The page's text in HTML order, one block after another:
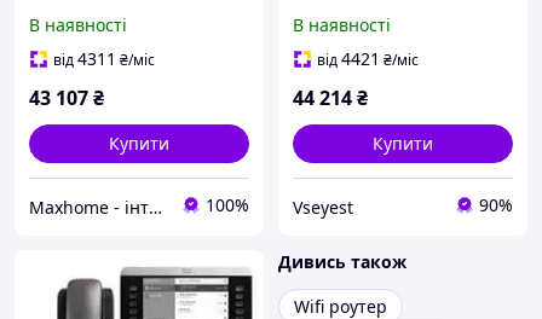
В наявності
від4311 ₴/міс
43 107₴
Купити
Maxhome - інтернет магазин 100%
В наявності
від4421 ₴/міс
44 214₴
Купити
Vseyest 90%
Дивись також
Wifi роутер